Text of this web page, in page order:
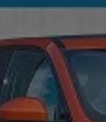
cf_clearance